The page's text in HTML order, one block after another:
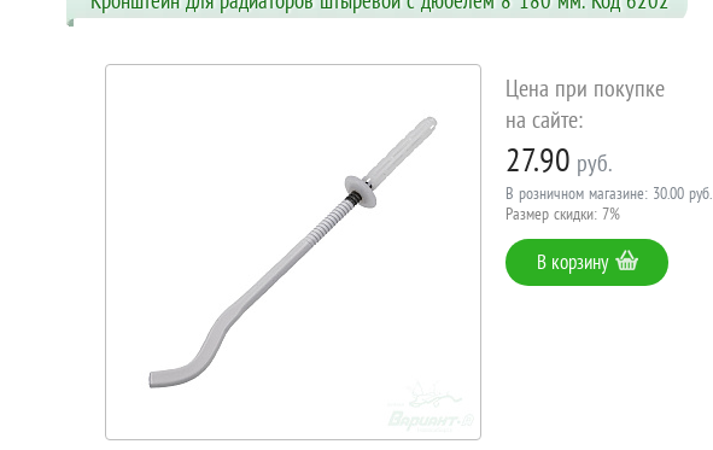
Цена при покупке
на сайте:
27.90 руб.
В розничном магазине: 30.00 руб.
Размер скидки: 7%
В корзину